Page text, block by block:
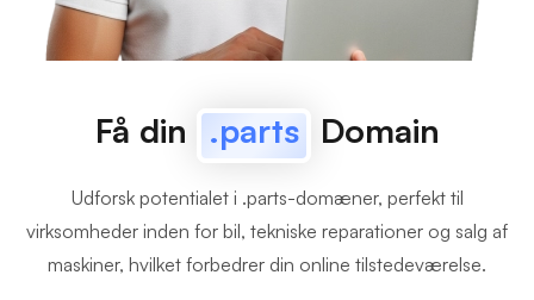
Få din .parts Domain
Udforsk potentialet i .parts-domæner, perfekt til
virksomheder inden for bil, tekniske reparationer og salg af
maskiner, hvilket forbedrer din online tilstedeværelse.